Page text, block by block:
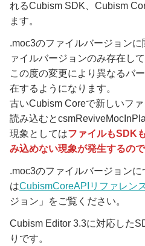
れるCubism SDK、Cubism
ます。
.moc3のファイルバージョン
ァイルバージョンのみ存在して
この度の変更により異なるバ
在するようになります。
古いCubism Coreで新しいフ
読み込むと
現象としてはファイルもSDK
み込めない現象が発生するの
.moc3のファイルバージョン
はCubismCoreAPIリファレン
ジョン」をご覧ください。
Cubism Editor 3.3に対応した
りです。